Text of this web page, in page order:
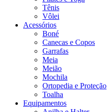
Tênis
Vôlei
Acessórios
Boné
Canecas e Copos
Garrafas
Meia
Meião
Mochila
Ortopedia e Proteção
Toalha
Equipamentos